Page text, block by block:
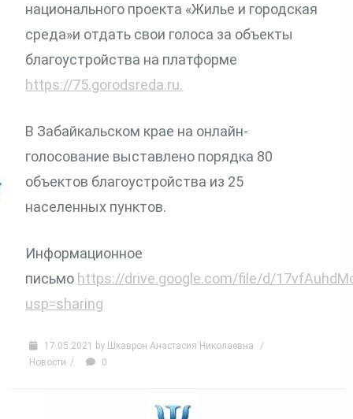
национального проекта «Жилье и городская
среда»и отдать свои голоса за объекты
благоустройства на платформе
https://75.gorodsreda.ru.
В Забайкальском крае на онлайн-
голосование выставлено порядка 80
объектов благоустройства из 25
населенных пунктов.
Информационное
письмо https://drive.google.com/file/d/
usp=sharing
17.05.2021 by Шкаврон Анастасия Николаевна
/
Новости / 0